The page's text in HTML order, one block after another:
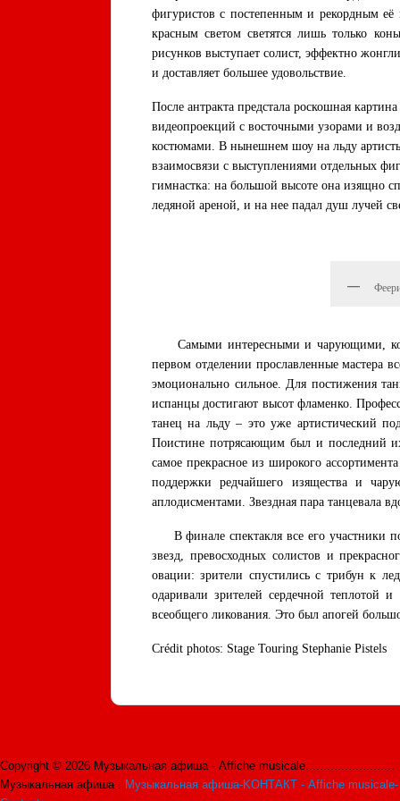
фигуристов с постепенным и рекордным её
красным светом светятся лишь только
рисунков выступает солист, эффектно
и доставляет большее удовольствие.
После антракта предстала роскошная
видеопроекций с восточными узорами и
костюмами. В нынешнем шоу на льду
взаимосвязи с выступлениями отдельных
гимнастка: на большой высоте она изящно
ледяной ареной, и на нее падал душ лучей
Самыми интересными и чарующими,
первом отделении прославленные мастера
эмоционально сильное. Для постижения
испанцы достигают высот фламенко.
танец на льду – это уже артистический
Поистине потрясающим был и последний
самое прекрасное из широкого
поддержки редчайшего изящества и
аплодисментами. Звездная пара танцевала
В финале спектакля все его участники
звезд, превосходных солистов и
овации: зрители спустились с трибун к
одаривали зрителей сердечной
всеобщего ликования. Это был апогей
Crédit photos: Stage Touring Stephanie Pistels
Copyright © 2026 Музыкальная афиша - Affiche musicale.........................
Музыкальная афиша : Музыкальная афиша-KОНТАКТ - Affiche musicale-